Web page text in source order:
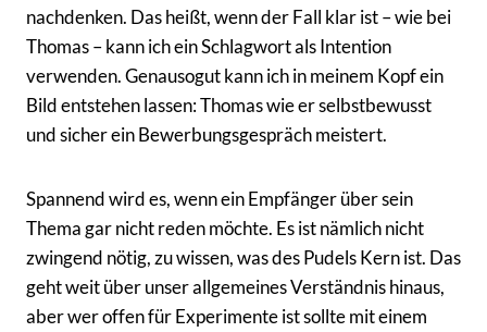
nachdenken. Das heißt, wenn der Fall klar ist – wie bei
Thomas – kann ich ein Schlagwort als Intention
verwenden. Genausogut kann ich in meinem Kopf ein
Bild entstehen lassen: Thomas wie er selbstbewusst
und sicher ein Bewerbungsgespräch meistert.
Spannend wird es, wenn ein Empfänger über sein
Thema gar nicht reden möchte. Es ist nämlich nicht
zwingend nötig, zu wissen, was des Pudels Kern ist. Das
geht weit über unser allgemeines Verständnis hinaus,
aber wer offen für Experimente ist sollte mit einem